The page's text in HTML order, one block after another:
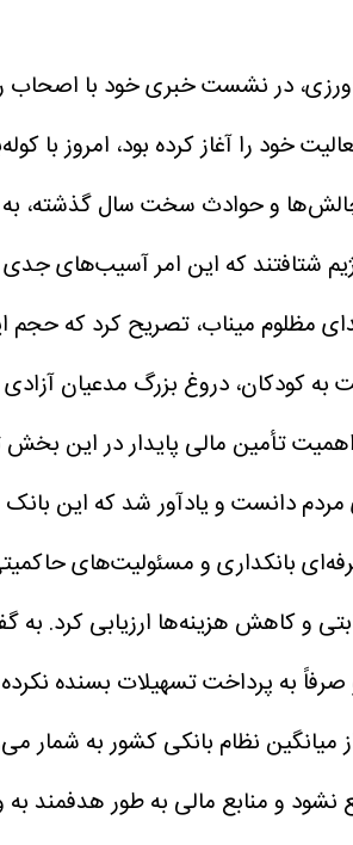
در نشست خبری خود با اصحاب
رژیم شتافتند که این امر
مظلوم میناب، تصریح کرد که
کودکان، دروغ بزرگ مدعیان
تأمین مالی پایدار در این
مردم دانست و یادآور شد که این
بانکداری و مسئولیت‌های
و کاهش هزینه‌ها ارزیابی کرد.
صرفاً به پرداخت تسهیلات بسنده
و منابع مالی به طور هدفمند